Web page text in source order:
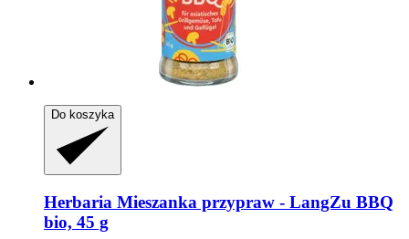
Do koszyka
Herbaria Mieszanka przypraw -​ LangZu BBQ
bio, 45 g